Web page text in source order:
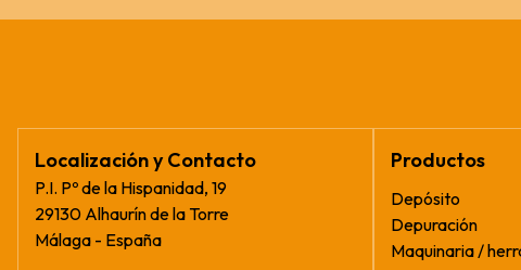
Localización y Contacto
P.I. Pº de la Hispanidad, 19
29130 Alhaurín de la Torre
Málaga - España
Productos
Depósito
Depuración
Maquinaria /